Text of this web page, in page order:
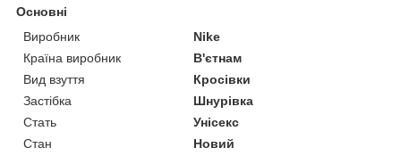
Основні
Виробник
Nike
Країна виробник
В'єтнам
Вид взуття
Кросівки
Застібка
Шнурівка
Стать
Унісекс
Стан
Новий